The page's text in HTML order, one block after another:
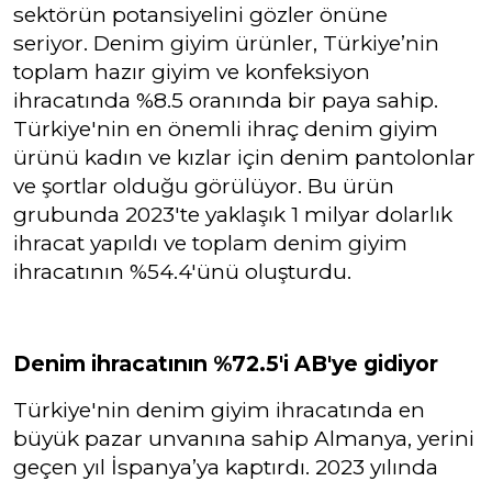
sektörün potansiyelini gözler önüne
seriyor. Denim giyim ürünler, Türkiye’nin
toplam hazır giyim ve konfeksiyon
ihracatında %8.5 oranında bir paya sahip.
Türkiye'nin en önemli ihraç denim giyim
ürünü kadın ve kızlar için denim pantolonlar
ve şortlar olduğu görülüyor. Bu ürün
grubunda 2023'te yaklaşık 1 milyar dolarlık
ihracat yapıldı ve toplam denim giyim
ihracatının %54.4'ünü oluşturdu.
Denim ihracatının %72.5'i AB'ye gidiyor
Türkiye'nin denim giyim ihracatında en
büyük pazar unvanına sahip Almanya, yerini
geçen yıl İspanya’ya kaptırdı. 2023 yılında